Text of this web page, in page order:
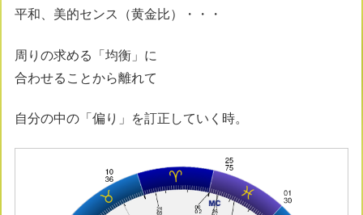
平和、美的センス（黄金比）・・・
周りの求める「均衡」に
合わせることから離れて
自分の中の「偏り」を訂正していく時。